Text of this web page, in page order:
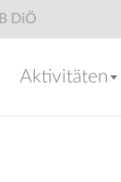
DiÖ
Aktivitäten